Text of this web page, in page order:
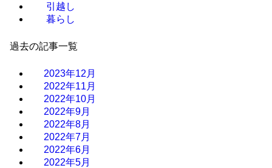
引越し
暮らし
過去の記事一覧
2023年12月
2022年11月
2022年10月
2022年9月
2022年8月
2022年7月
2022年6月
2022年5月